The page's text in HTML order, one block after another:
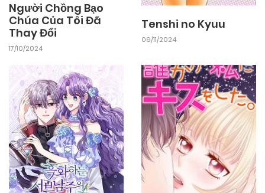
Người Chồng Bạo
Chúa Của Tôi Đã
Thay Đổi
17/10/2024
Tenshi no Kyuu
09/11/2024